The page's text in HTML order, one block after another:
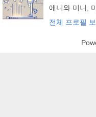
애니와 미니,
전체 프로필